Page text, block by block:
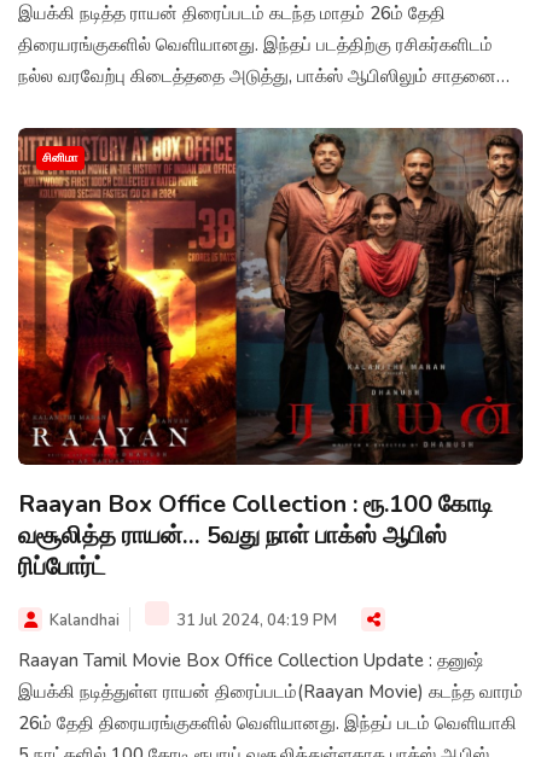
இயக்கி நடித்த ராயன் திரைப்படம் கடந்த மாதம் 26ம் தேதி
திரையரங்குகளில் வெளியானது. இந்தப் படத்திற்கு ரசிகர்களிடம்
நல்ல வரவேற்பு கிடைத்ததை அடுத்து, பாக்ஸ் ஆபிஸிலும் சாதனை
சினிமா
Raayan Box Office Collection : ரூ.100 கோடி
வசூலித்த ராயன்… 5வது நாள் பாக்ஸ் ஆபிஸ்
ரிப்போர்ட்
Kalandhai 31 Jul 2024, 04:19 PM
Raayan Tamil Movie Box Office Collection Update : தனுஷ்
இயக்கி நடித்துள்ள ராயன் திரைப்படம்(Raayan Movie) கடந்த வாரம்
26ம் தேதி திரையரங்குகளில் வெளியானது. இந்தப் படம் வெளியாகி